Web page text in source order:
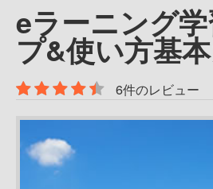
eラーニング
プ&使い方基
6件のレビュー